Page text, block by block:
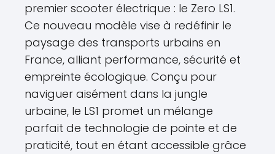
premier scooter électrique : le Zero LS1.
Ce nouveau modèle vise à redéfinir le
paysage des transports urbains en
France, alliant performance, sécurité et
empreinte écologique. Conçu pour
naviguer aisément dans la jungle
urbaine, le LS1 promet un mélange
parfait de technologie de pointe et de
praticité, tout en étant accessible grâce